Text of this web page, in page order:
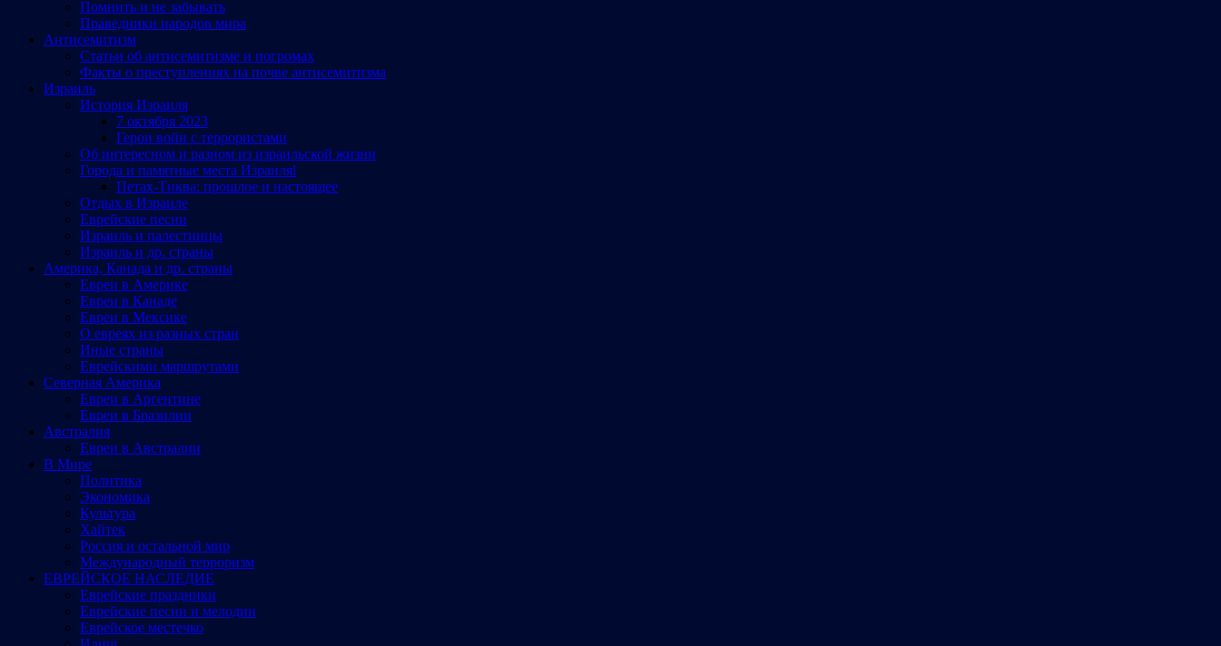
Помнить и не забывать
Праведники народов мира
Антисемитизм
Статьи об антисемитизме и погромах
Факты о преступлениях на почве антисемитизма
Израиль
История Израиля
7 октября 2023
Герои войн с террористами
Об интересном и разном из израильской жизни
Города и памятные места Израиляl
Петах-Тиква: прошлое и настоящее
Отдых в Израиле
Еврейские песни
Израиль и палестинцы
Израиль и др. страны
Америка, Канада и др. страны
Евреи в Америке
Евреи в Канаде
Евреи в Мексике
О евреях из разных стран
Иные страны
Еврейскими маршрутами
Северная Америка
Евреи в Аргентине
Евреи в Бразилии
Австралия
Евреи в Австралии
В Мире
Политика
Экономика
Культура
Хайтек
Россия и остальной мир
Международный терроризм
ЕВРЕЙСКОЕ НАСЛЕДИЕ
Еврейские праздники
Еврейские песни и мелодии
Еврейское местечко